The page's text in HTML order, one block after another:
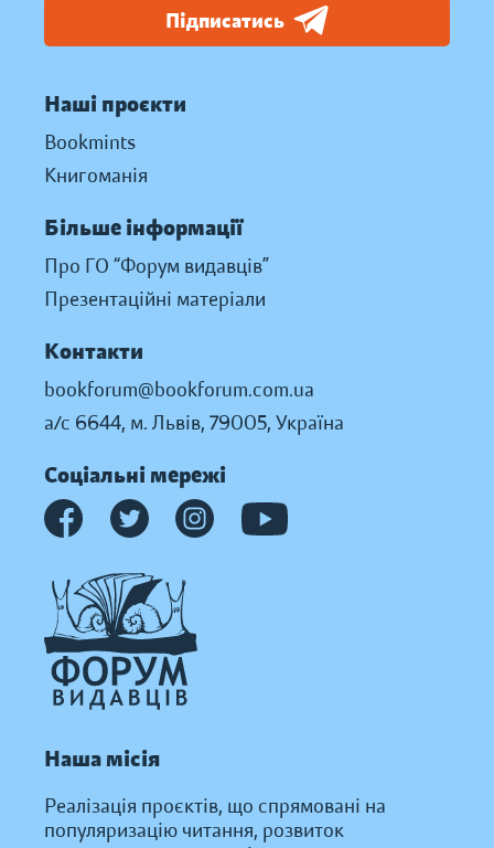
Підписатись
Наші проєкти
Bookmints
Книгоманія
Більше інформації
Про ГО “Форум видавців”
Презентаційні матеріали
Контакти
bookforum@bookforum.com.ua
а/с 6644, м. Львів, 79005, Україна
Соціальні мережі
Наша місія
Реалізація проєктів, що спрямовані на
популяризацію читання, розвиток